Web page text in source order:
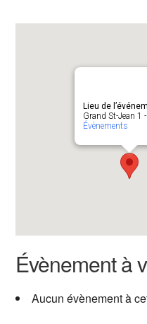
Lieu de
Grand St-Jean 1
Évènements
Évènement à
Aucun évènement à